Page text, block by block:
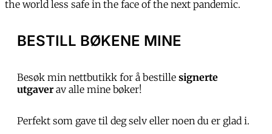
the world less safe in the face of the next pandemic.
BESTILL BØKENE MINE
Besøk min nettbutikk for å bestille signerte
utgaverav alle mine bøker!
Perfekt som gave til deg selv eller noen du er glad i.